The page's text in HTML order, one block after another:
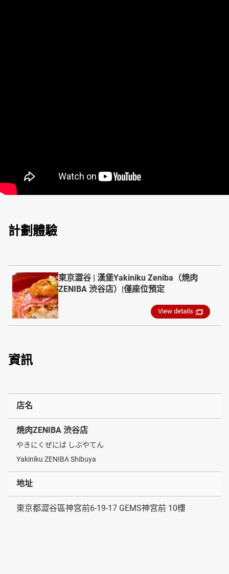
計劃體驗
東京澀谷 | 漢堡Yakiniku Zeniba（焼肉
ZENIBA 渋谷店）|僅座位預定
View details
資訊
店名
焼肉ZENIBA 渋谷店
やきにくぜにば しぶやてん
Yakiniku ZENIBA Shibuya
地址
東京都澀谷區神宮前6-19-17 GEMS神宮前 10樓